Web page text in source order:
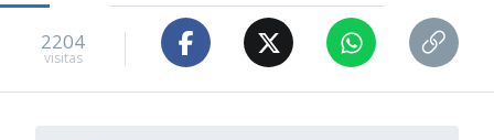
2204
visitas